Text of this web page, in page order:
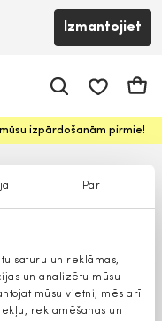
Par
saturu un reklāmas,
un analizētu mūsu
mūsu vietni, mēs arī
reklamēšanas un
Izmantojiet
izpārdošanām pirmie!